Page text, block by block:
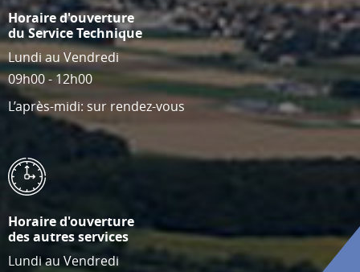
Horaire d'ouverture
du Service Technique
Lundi au Vendredi
09h00 - 12h00
L’après-midi: sur rendez-vous
Horaire d'ouverture
des autres services
Lundi au Vendredi